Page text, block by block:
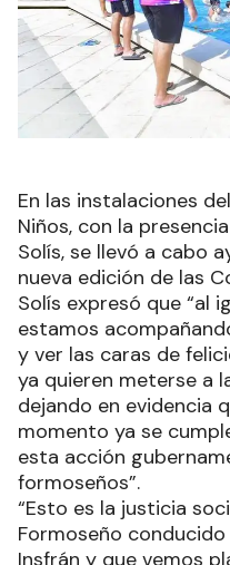
En las instalaciones
Niños, con la
Solís, se llevó a cabo
nueva edición de las
Solís expresó que “al
estamos
y ver las caras de
ya quieren meterse a
dejando en evidencia
momento ya se
esta acción
formoseños”.
“Esto es la justicia
Formoseño
Insfrán y que vemos